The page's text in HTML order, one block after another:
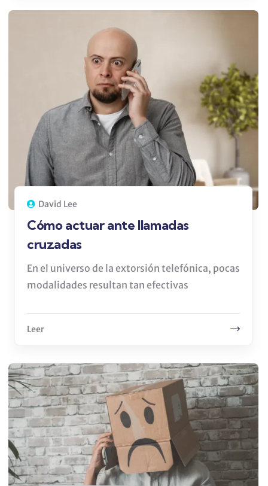
David Lee
Cómo actuar ante llamadas
cruzadas
En el universo de la extorsión telefónica, pocas
modalidades resultan tan efectivas
Leer